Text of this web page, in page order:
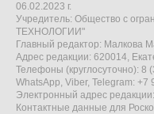
06.02.2023 г.
Учредитель: Общество с
ТЕХНОЛОГИИ"
Главный редактор: Малкова
Адрес редакции: 620014,
Телефоны (круглосуточно): 8
WhatsApp, Viber, Telegram: +7
Электронный адрес редакции:
Контактные данные для